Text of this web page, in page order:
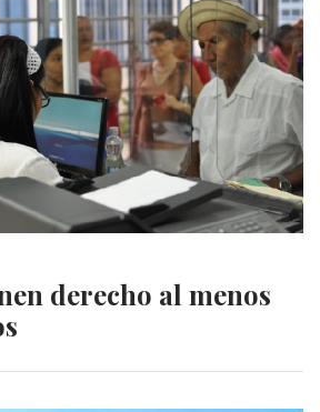
derecho al menos